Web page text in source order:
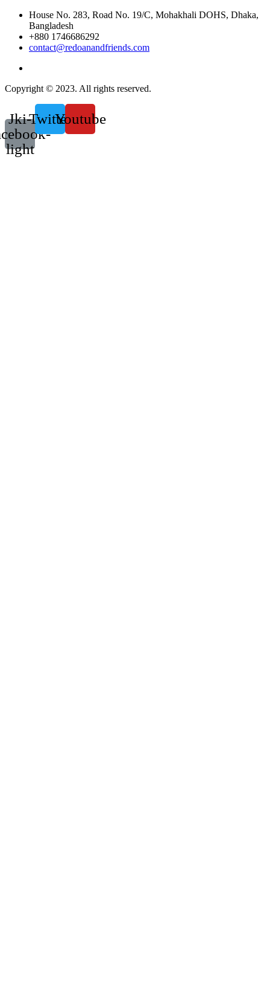
House No. 283, Road No. 19/C, Mohakhali DOHS, Dhaka,
Bangladesh
+880 1746686292
contact@redoanandfriends.com
Copyright © 2023. All rights reserved.
Jki-
light
TwitterYoutube